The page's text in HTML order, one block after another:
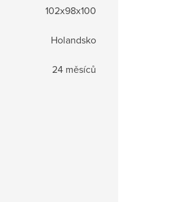
102x98x100
Holandsko
24 měsíců